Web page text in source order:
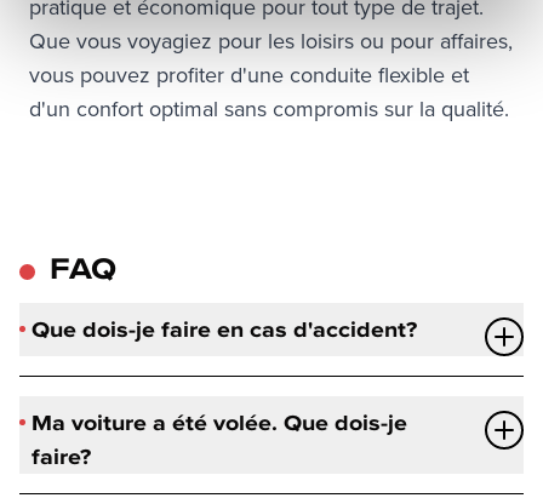
pratique et économique pour tout type de trajet.
Que vous voyagiez pour les loisirs ou pour affaires,
vous pouvez profiter d'une conduite flexible et
d'un confort optimal sans compromis sur la qualité.
FAQ
Que dois-je faire en cas d'accident?
Ma voiture a été volée. Que dois-je
faire?